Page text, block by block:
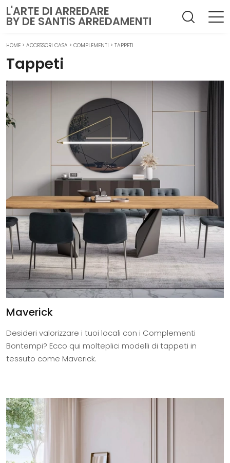
L'ARTE DI ARREDARE
BY DE SANTIS ARREDAMENTI
HOME > ACCESSORI CASA > COMPLEMENTI > TAPPETI
Tappeti
Maverick
Desideri valorizzare i tuoi locali con i Complementi
Bontempi? Ecco qui molteplici modelli di tappeti in
tessuto come Maverick.